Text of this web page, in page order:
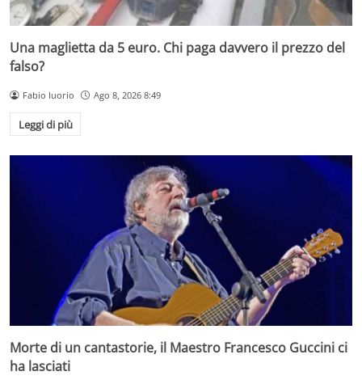
Una maglietta da 5 euro. Chi paga davvero il prezzo del
falso?
Fabio Iuorio Ago 8, 2026 8:49
Leggi di più
Morte di un cantastorie, il Maestro Francesco Guccini ci
ha lasciati